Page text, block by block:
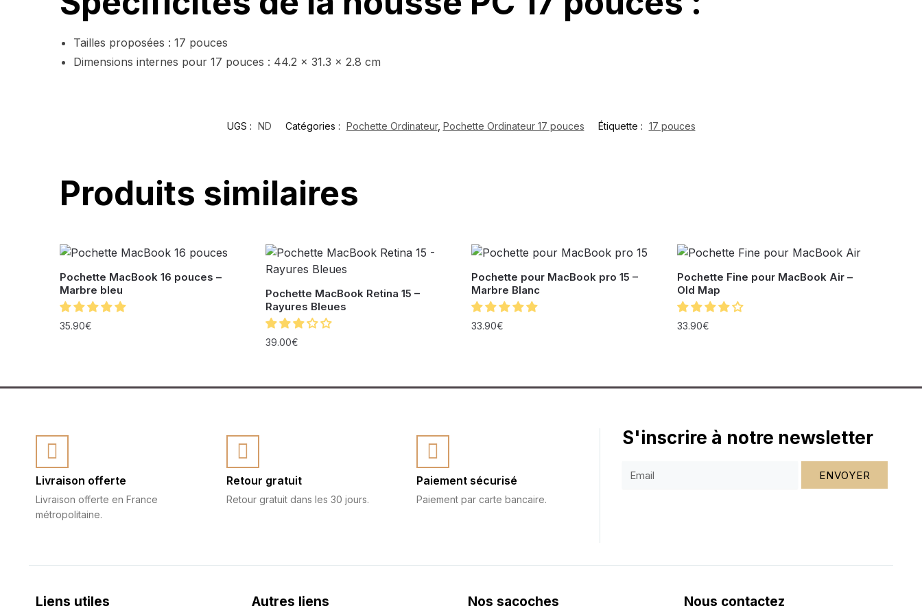
Tailles proposées : 17 pouces
Dimensions internes pour 17 pouces : 44.2 x 31.3 x 2.8 cm
UGS : ND Catégories : Pochette Ordinateur, Pochette Ordinateur 17 pouces Étiquette : 17 pouces
Produits similaires
Pochette MacBook 16 pouces –
Marbre bleu
35.90€
Pochette MacBook Retina 15 –
Rayures Bleues
39.00€
Pochette pour MacBook pro 15 –
Marbre Blanc
33.90€
Pochette Fine pour MacBook Air –
Old Map
33.90€
Livraison offerte
Livraison offerte en France
métropolitaine.
Retour gratuit
Retour gratuit dans les 30 jours.
Paiement sécurisé
Paiement par carte bancaire.
S'inscrire à notre newsletter
ENVOYER
Liens utiles Autres liens Nos sacoches Nous contactez